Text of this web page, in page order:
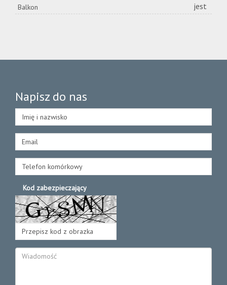
Balkon jest
Napisz do nas
Kod zabezpieczający